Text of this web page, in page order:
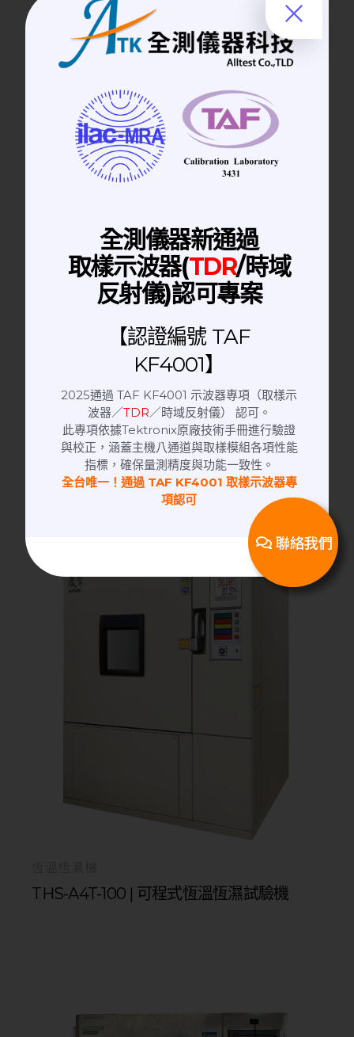
恆溫恆濕機
GTH 150 40 CP AR | 可程式恆溫恆濕試驗
THS-A4T-100 | 可程式恆溫恆濕試驗機
全測儀器新通過
取樣示波器(TDR/時域
反射儀)認可專案
【認證編號 TAF
KF4001】
2025通過 TAF KF4001 示波器專項（取樣示
波器／TDR／時域反射儀） 認可。
此專項依據Tektronix原廠技術手冊進行驗證
與校正，涵蓋主機八通道與取樣模組各項性能
指標，確保量測精度與功能一致性。
全台唯一！通過 TAF KF4001 取樣示波器專
項認可
聯絡我們